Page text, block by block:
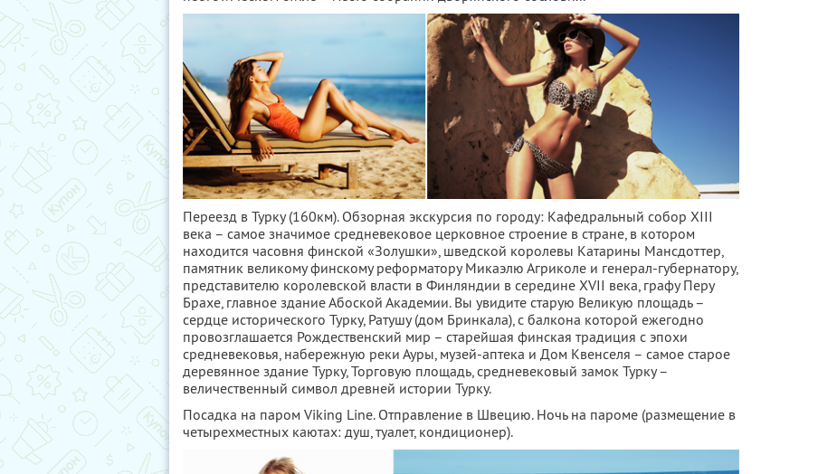
Переезд в Турку (160км). Обзорная экскурсия по городу: Кафедральный собор XIII
века – самое значимое средневековое церковное строение в стране, в котором
находится часовня финской «Золушки», шведской королевы Катарины Мансдоттер,
памятник великому финскому реформатору Микаэлю Агриколе и генерал-губернатору,
представителю королевской власти в Финляндии в середине XVII века, графу Перу
Брахе, главное здание Абоской Академии. Вы увидите старую Великую площадь –
сердце исторического Турку, Ратушу (дом Бринкала), с балкона которой ежегодно
провозглашается Рождественский мир – старейшая финская традиция с эпохи
средневековья, набережную реки Ауры, музей-аптека и Дом Квенселя – самое старое
деревянное здание Турку, Торговую площадь, средневековый замок Турку –
величественный символ древней истории Турку.
Посадка на паром Viking Line. Отправление в Швецию. Ночь на пароме (размещение в
четырехместных каютах: душ, туалет, кондиционер).